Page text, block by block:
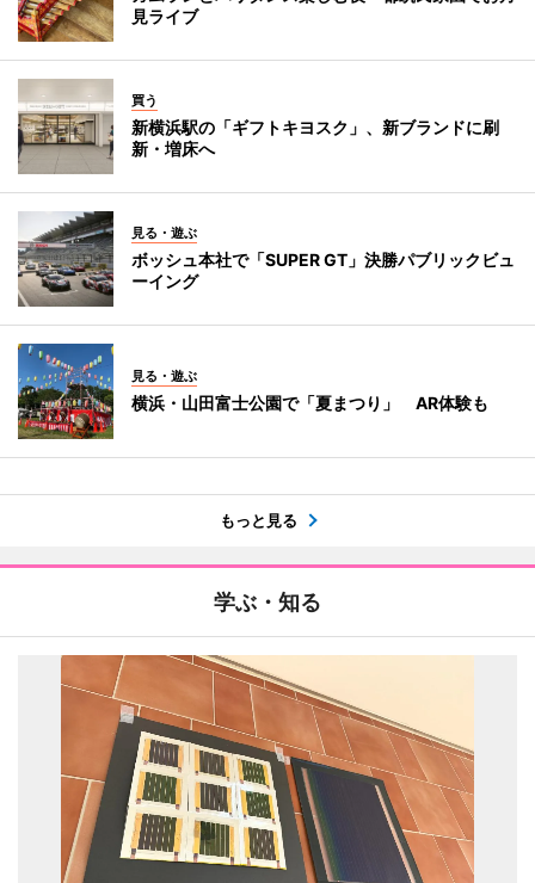
見ライブ
買う
新横浜駅の「ギフトキヨスク」、新ブランドに刷
新・増床へ
見る・遊ぶ
ボッシュ本社で「SUPER GT」決勝パブリックビュ
ーイング
見る・遊ぶ
横浜・山田富士公園で「夏まつり」 AR体験も
もっと見る
学ぶ・知る